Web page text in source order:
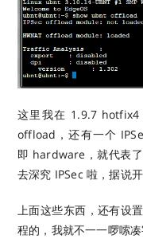
这里我在 1.9.7
offload，还有一个
即 hardware，就代表
去深究 IPSec 啦，据说
上面这些东西，还有设
程的，我就不一一啰嗦